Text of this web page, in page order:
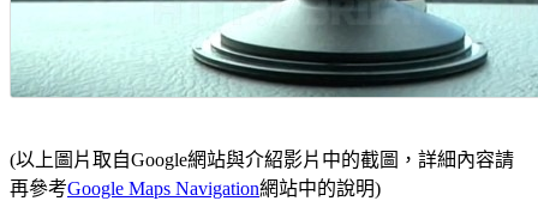
(以上圖片取自Google網站與介紹影片中的截圖，詳細內容請
再參考Google Maps Navigation網站中的說明)